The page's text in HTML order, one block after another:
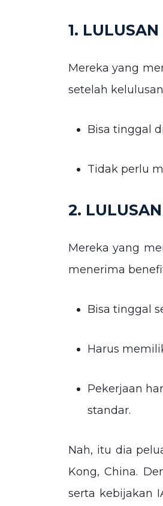
1.
Mereka yang
setelah
Bisa tinggal
Tidak perlu
2.
Mereka yang
menerima
Bisa tinggal
Harus
Pekerjaan
standar.
Nah, itu dia
Kong, China.
serta kebijakan